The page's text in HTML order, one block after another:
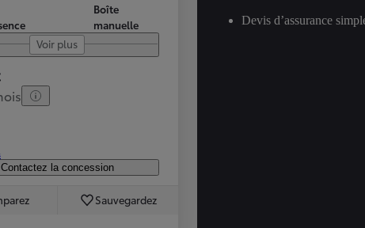
Boîte
manuelle
Voir plus
Contactez la concession
Sauvegardez
Devis d’assurance